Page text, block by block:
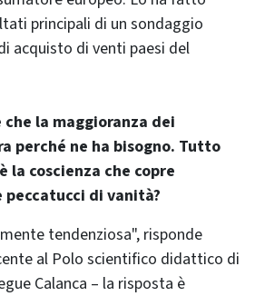
principali di un sondaggio
acquisto di venti paesi del
la maggioranza dei
perché ne ha bisogno. Tutto
coscienza che copre
di vanità?
tendenziosa", risponde
al Polo scientifico didattico di
Calanca – la risposta è